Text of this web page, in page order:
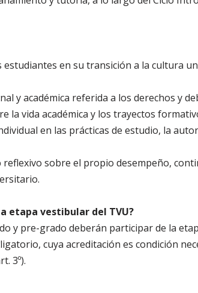
estudiantes en su transición a la cultura
y académica referida a los derechos y
la vida académica y los trayectos
en las prácticas de estudio, la
sobre el propio desempeño,
etapa vestibular del TVU?
y pre-grado deberán participar de la
cuya acreditación es condición
3º).